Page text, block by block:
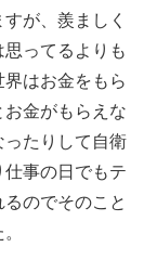
が、羨ましく
ってるよりも
はお金をもら
金がもらえな
たりして自衛
事の日でもテ
のでそのこと